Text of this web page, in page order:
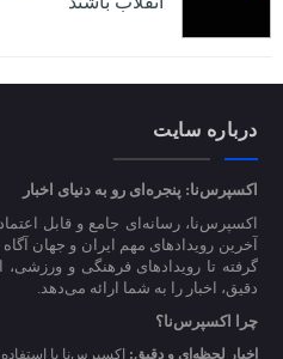
درباره سایت
اکسپرس‌نا: پنجره‌ای رو به دنیای اخبار
اکسپرس‌نا، رسانه‌ای جامع و قابل
آخرین رویدادهای مهم ایران و جهان
گرفته تا رویدادهای فرهنگی و
دقیق، اخبار را به شما ارائه می‌دهد.
چرا اکسپرس‌نا؟
اخبار لحظه‌ای و دقیق: اکسپرس‌نا با